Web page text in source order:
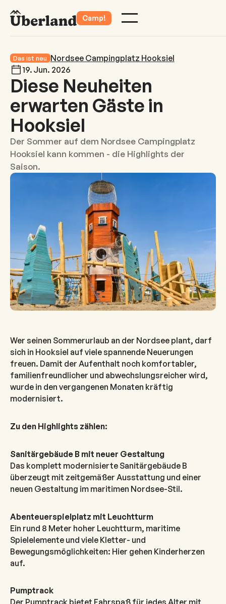
Camp!
Das ist neu Nordsee Campingplatz Hooksiel
19. Jun. 2026
Diese Neuheiten
erwarten Gäste in
Hooksiel
Der Sommer auf dem Nordsee Campingplatz
Hooksiel kann kommen - die Highlights der
Saison.‍
Wer seinen Sommerurlaub an der Nordsee plant, darf
sich in Hooksiel auf viele spannende Neuerungen
freuen. Damit der Aufenthalt noch komfortabler,
familienfreundlicher und abwechslungsreicher wird,
wurde in den vergangenen Monaten kräftig
modernisiert.
Zu den Highlights zählen:
Sanitärgebäude B mit neuer Gestaltung
Das komplett modernisierte Sanitärgebäude B
überzeugt mit zeitgemäßer Ausstattung und einer
neuen Gestaltung im maritimen Nordsee-Stil.
Abenteuerspielplatz mit Leuchtturm
Ein rund 8 Meter hoher Leuchtturm, maritime
Spielelemente und viele Kletter- und
Bewegungsmöglichkeiten: Hier gehen Kinderherzen
auf.
Pumptrack